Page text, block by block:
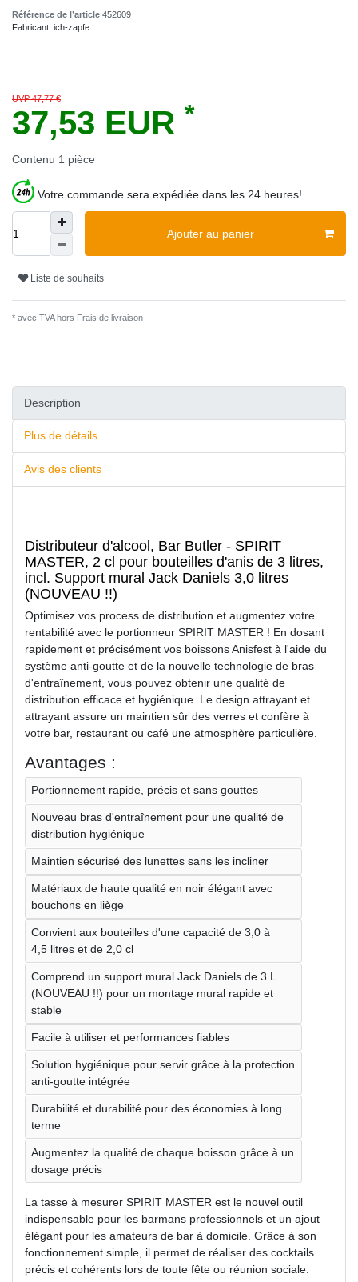
Référence de l’article 452609
Fabricant: ich-zapfe
UVP 47,77 €
37,53 EUR *
Contenu 1 pièce
Votre commande sera expédiée dans les 24 heures!
Ajouter au panier
Liste de souhaits
* avec TVA hors Frais de livraison
Description
Plus de détails
Avis des clients
Distributeur d'alcool, Bar Butler - SPIRIT
MASTER, 2 cl pour bouteilles d'anis de 3 litres,
incl. Support mural Jack Daniels 3,0 litres
(NOUVEAU !!)
Optimisez vos process de distribution et augmentez votre
rentabilité avec le portionneur SPIRIT MASTER ! En dosant
rapidement et précisément vos boissons Anisfest à l'aide du
système anti-goutte et de la nouvelle technologie de bras
d'entraînement, vous pouvez obtenir une qualité de
distribution efficace et hygiénique. Le design attrayant et
attrayant assure un maintien sûr des verres et confère à
votre bar, restaurant ou café une atmosphère particulière.
Avantages :
Portionnement rapide, précis et sans gouttes
Nouveau bras d'entraînement pour une qualité de
distribution hygiénique
Maintien sécurisé des lunettes sans les incliner
Matériaux de haute qualité en noir élégant avec
bouchons en liège
Convient aux bouteilles d'une capacité de 3,0 à
4,5 litres et de 2,0 cl
Comprend un support mural Jack Daniels de 3 L
(NOUVEAU !!) pour un montage mural rapide et
stable
Facile à utiliser et performances fiables
Solution hygiénique pour servir grâce à la protection
anti-goutte intégrée
Durabilité et durabilité pour des économies à long
terme
Augmentez la qualité de chaque boisson grâce à un
dosage précis
La tasse à mesurer SPIRIT MASTER est le nouvel outil
indispensable pour les barmans professionnels et un ajout
élégant pour les amateurs de bar à domicile. Grâce à son
fonctionnement simple, il permet de réaliser des cocktails
précis et cohérents lors de toute fête ou réunion sociale.